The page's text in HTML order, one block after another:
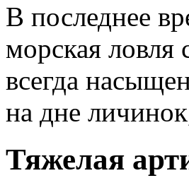
В последнее
морская ловля
всегда
на дне
Тяжелая